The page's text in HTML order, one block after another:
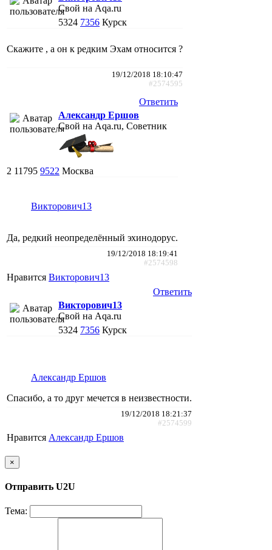
Свой на Aqa.ru
5324 7356 Курск
Скажите , а он к редким Эхам относится ?
19/12/2018 18:10:47
#2574595
Ответить
Александр Ершов
Свой на Aqa.ru, Советник
2 11795 9522 Москва
Викторович13
Да, редкий неопределённый эхинодорус.
19/12/2018 18:19:41
#2574598
Нравится Викторович13
Ответить
Викторович13
Свой на Aqa.ru
5324 7356 Курск
Александр Ершов
Спасибо, а то друг мечется в неизвестности.
19/12/2018 18:21:37
#2574599
Нравится Александр Ершов
×
Отправить U2U
Тема: